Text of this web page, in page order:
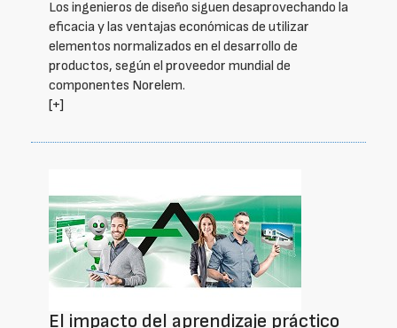
Los ingenieros de diseño siguen desaprovechando la
eficacia y las ventajas económicas de utilizar
elementos normalizados en el desarrollo de
productos, según el proveedor mundial de
componentes Norelem.
[+]
El impacto del aprendizaje práctico